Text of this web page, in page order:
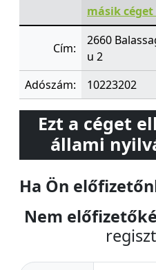
másik
Cím:
2660
u 2
Adószám:
10223202
Ezt a céget
állami
Ha Ön
Nem